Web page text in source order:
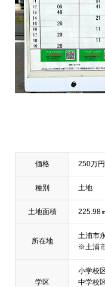
価格 250万円
種別 土地
土地面積 225.98
所在地
土浦市
※土浦
学区
小学校
中学校